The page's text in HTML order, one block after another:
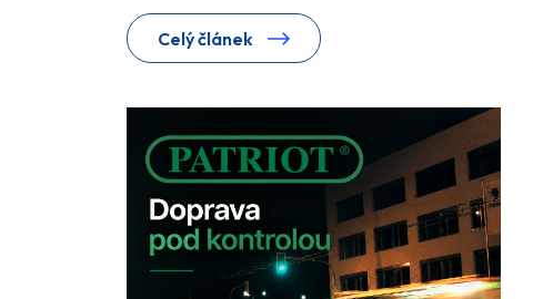
Celý článek